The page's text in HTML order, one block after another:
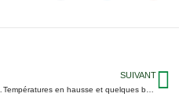
SUIVANT
Températures en hausse et quelques belles journées cette semaine en Touraine